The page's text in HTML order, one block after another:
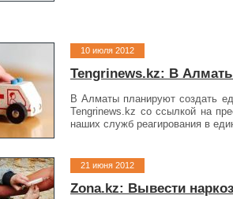
10 июля 2012
Tengrinews.kz: В
В Алматы планируют создать
Tengrinews.kz со ссылкой на
наших служб реагирования в
21 июня 2012
Zona.kz: Вывести